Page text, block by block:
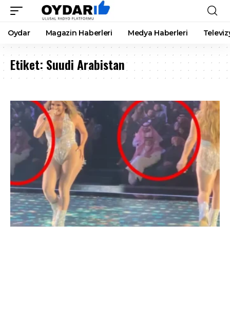
Oydar Magazin Haberleri Medya Haberleri
Etiket: Suudi Arabistan